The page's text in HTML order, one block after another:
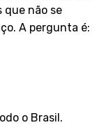
que não se
A pergunta é:
o Brasil.